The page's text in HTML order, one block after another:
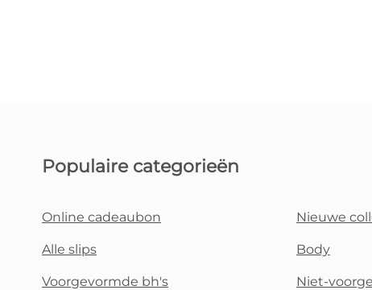
Populaire categorieën
Online cadeaubon Nieuwe
Alle slips Body
Voorgevormde bh's Niet-